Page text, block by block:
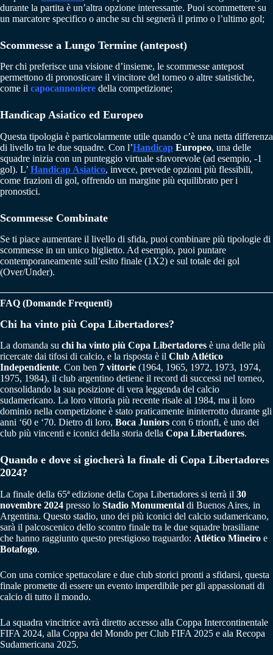
durante la partita è un’altra opzione interessante. Puoi scommettere su
un marcatore specifico o anche su chi segnerà il primo o l’ultimo gol;
Scommesse a Lungo Termine (antepost)
Per chi preferisce una visione d’insieme, le scommesse antepost
permettono di pronosticare il vincitore del torneo o altre statistiche,
come il capocannoniere della competizione;
Handicap Asiatico ed Europeo
Questa tipologia è particolarmente utile quando c’è una netta differenza
di livello tra le due squadre. Con l’Handicap Europeo, una delle
squadre inizia con un punteggio virtuale sfavorevole (ad esempio, -1
gol). L’ Handicap Asiatico, invece, prevede opzioni più flessibili,
come frazioni di gol, offrendo un margine più equilibrato per i
pronostici.
Scommesse Combinate
Se ti piace aumentare il livello di sfida, puoi combinare più tipologie di
scommesse in un unico biglietto. Ad esempio, puoi puntare
contemporaneamente sull’esito finale (1X2) e sul totale dei gol
(Over/Under).
FAQ (Domande Frequenti)
Chi ha vinto più Copa Libertadores?
La domanda su chi ha vinto più Copa Libertadores è una delle più
ricercate dai tifosi di calcio, e la risposta è il Club Atlético
Independiente. Con ben 7 vittorie (1964, 1965, 1972, 1973, 1974,
1975, 1984), il club argentino detiene il record di successi nel torneo,
consolidando la sua posizione di vera leggenda del calcio
sudamericano. La loro vittoria più recente risale al 1984, ma il loro
dominio nella competizione è stato praticamente ininterrotto durante gli
anni ‘60 e ‘70. Dietro di loro, Boca Juniors con 6 trionfi, è uno dei
club più vincenti e iconici della storia della Copa Libertadores.
Quando e dove si giocherà la finale di Copa Libertadores
2024?
La finale della 65ª edizione della Copa Libertadores si terrà il 30
novembre 2024 presso lo Stadio Monumental di Buenos Aires, in
Argentina. Questo stadio, uno dei più iconici del calcio sudamericano,
sarà il palcoscenico dello scontro finale tra le due squadre brasiliane
che hanno raggiunto questo prestigioso traguardo: Atlético Mineiro e
Botafogo.
Con una cornice spettacolare e due club storici pronti a sfidarsi, questa
finale promette di essere un evento imperdibile per gli appassionati di
calcio di tutto il mondo.
La squadra vincitrice avrà diretto accesso alla Coppa Intercontinentale
FIFA 2024, alla Coppa del Mondo per Club FIFA 2025 e ala Recopa
Sudamericana 2025.